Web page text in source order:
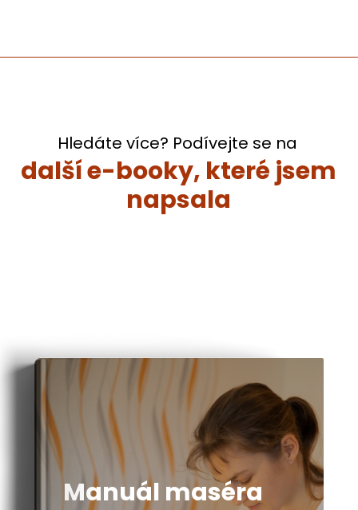
Hledáte více? Podívejte se na
další e-booky, které jsem
napsala
Manuál maséra